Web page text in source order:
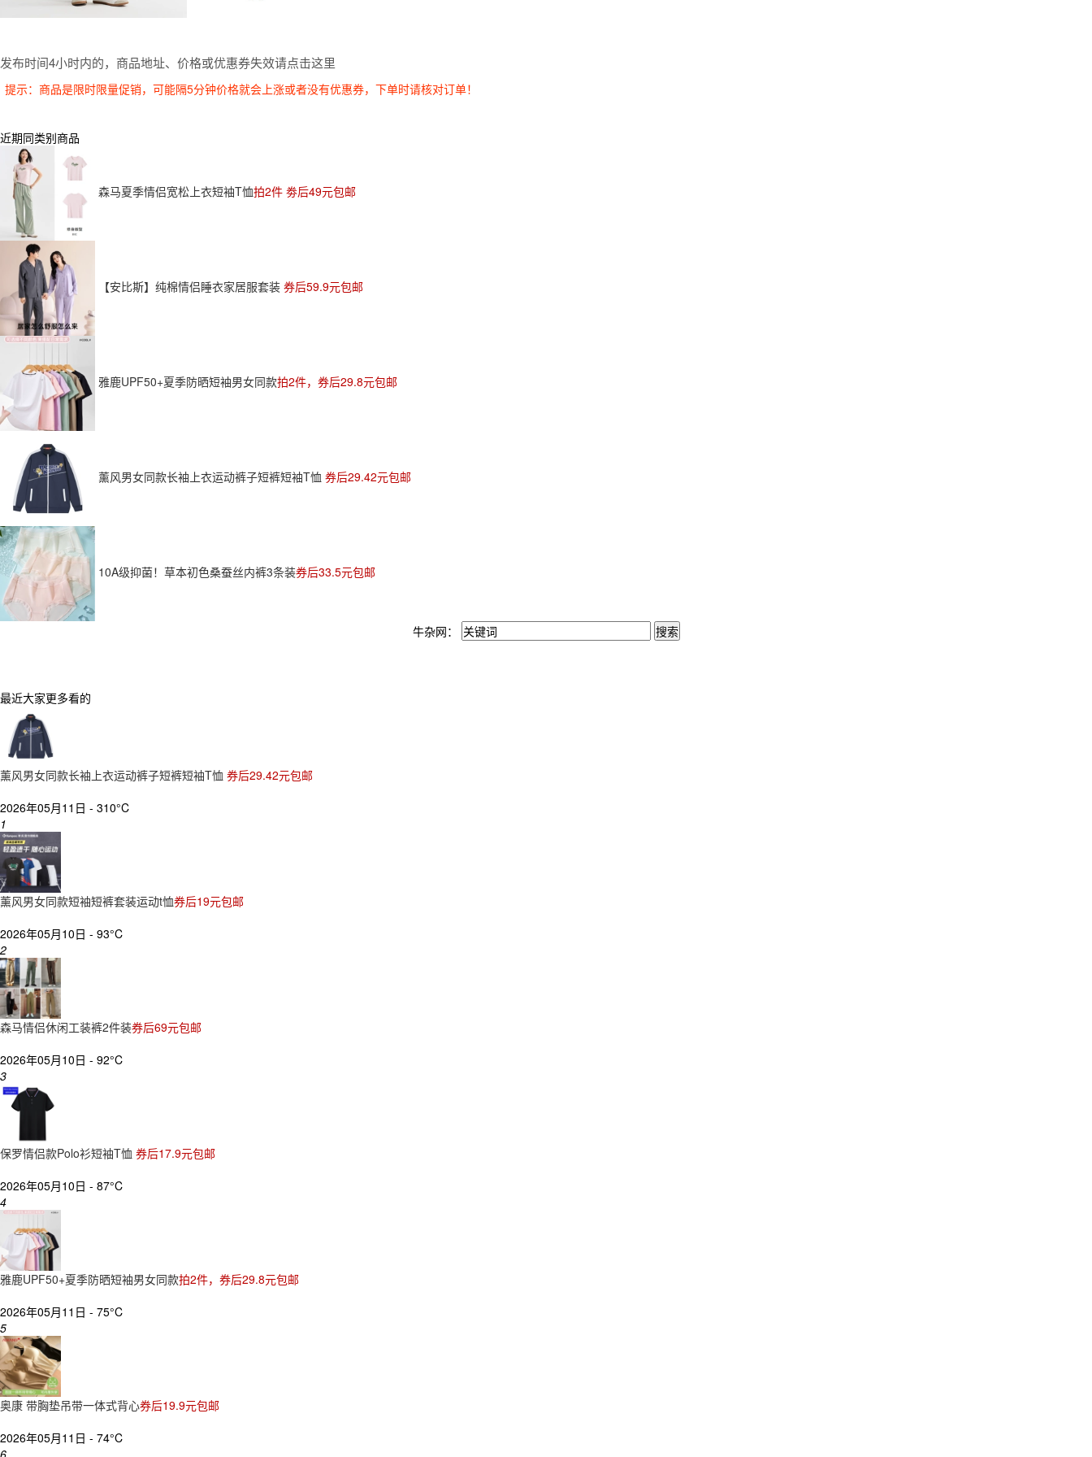
发布时间4小时内的，商品地址、价格或优惠券失效请点击这里
提示：商品是限时限量促销，可能隔5分钟价格就会上涨或者没有优惠券，下单时请核对订单！
近期同类别商品
森马夏季情侣宽松上衣短袖T恤拍2件 劵后49元包邮
【安比斯】纯棉情侣睡衣家居服套装 券后59.9元包邮
雅鹿UPF50+夏季防晒短袖男女同款拍2件，券后29.8元包邮
薰风男女同款长袖上衣运动裤子短裤短袖T恤 券后29.42元包邮
10A级抑菌！草本初色桑蚕丝内裤3条装券后33.5元包邮
牛杂网：
最近大家更多看的
薰风男女同款长袖上衣运动裤子短裤短袖T恤 券后29.42元包邮
2026年05月11日 - 310°C
1
薰风男女同款短袖短裤套装运动t恤券后19元包邮
2026年05月10日 - 93°C
2
森马情侣休闲工装裤2件装券后69元包邮
2026年05月10日 - 92°C
3
保罗情侣款Polo衫短袖T恤 券后17.9元包邮
2026年05月10日 - 87°C
4
雅鹿UPF50+夏季防晒短袖男女同款拍2件，券后29.8元包邮
2026年05月11日 - 75°C
5
奥康 带胸垫吊带一体式背心券后19.9元包邮
2026年05月11日 - 74°C
6